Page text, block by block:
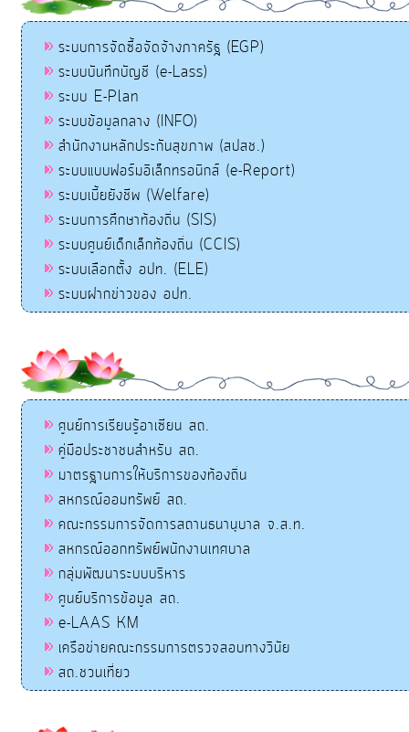
ระบบการจัดซื้อจัดจ้างภาครัฐ (EGP)
ระบบบันทึกบัญชี (e-Lass)
ระบบ E-Plan
ระบบข้อมูลกลาง (INFO)
สำนักงานหลักประกันสุขภาพ (สปสช.)
ระบบแบบฟอร์มอิเล็กทรอนิกส์ (e-Report)
ระบบเบี้ยยังชีพ (Welfare)
ระบบการศึกษาท้องถิ่น (SIS)
ระบบศูนย์เด็กเล็กท้องถิ่น (CCIS)
ระบบเลือกตั้ง อปท. (ELE)
ระบบฝากข่าวของ อปท.
ศูนย์การเรียนรู้อาเซียน สถ.
คู่มือประชาชนสำหรับ สถ.
มาตรฐานการให้บริการของท้องถิ่น
สหกรณ์ออมทรัพย์ สถ.
คณะกรรมการจัดการสถานธนานุบาล จ.ส.ท.
สหกรณ์ออกทรัพย์พนักงานเทศบาล
กลุ่มพัฒนาระบบบริหาร
ศูนย์บริการข้อมูล สถ.
e-LAAS KM
เครือข่ายคณะกรรมการตรวจสอบทางวินัย
สถ.ชวนเที่ยว